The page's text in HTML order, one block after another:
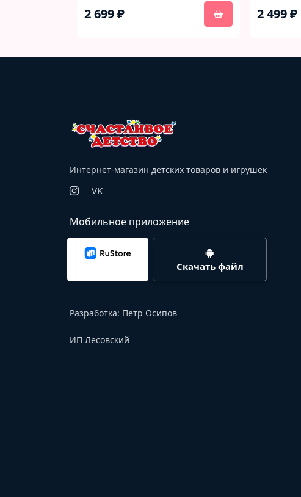
2 699 ₽ 2 499 ₽
Интернет-магазин детских товаров и игрушек
VK
Мобильное приложение
Скачать файл
Разработка: Петр Осипов
ИП Лесовский